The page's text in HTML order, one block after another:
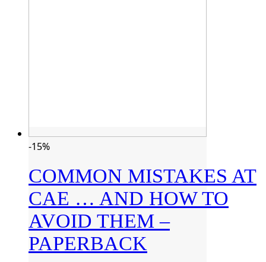
-15%
COMMON MISTAKES AT
CAE … AND HOW TO
AVOID THEM –
PAPERBACK